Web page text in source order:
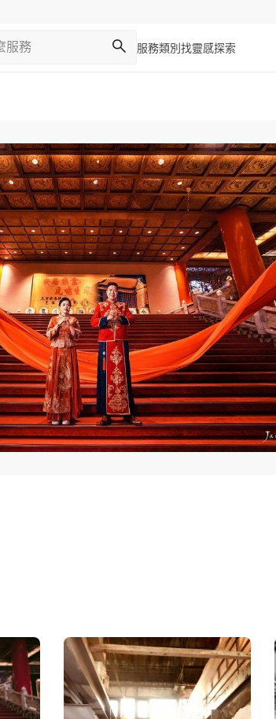
服務類別 找靈感探索